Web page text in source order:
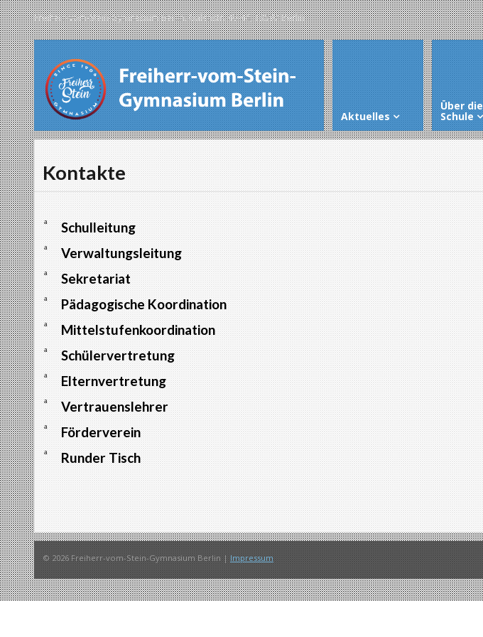
Freiherr-vom-Stein-Gymnasium Berlin, Galenstr. 40-44, 13597 Berlin
Aktuelles
Über die
Schule
Kontakte
a Schulleitung
a Verwaltungsleitung
a Sekretariat
a Pädagogische Koordination
a Mittelstufenkoordination
a Schülervertretung
a Elternvertretung
a Vertrauenslehrer
a Förderverein
a Runder Tisch
© 2026 Freiherr-vom-Stein-Gymnasium Berlin | Impressum